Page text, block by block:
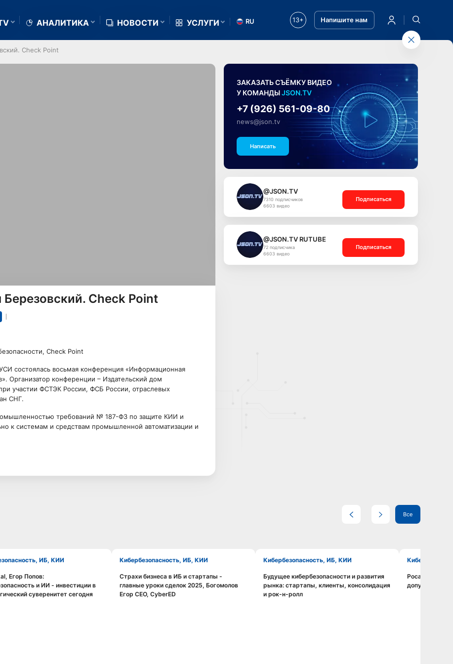
АНАЛИТИКА НОВОСТИ УСЛУГИ RU 13+ Напишите нам
Check Point
Check Point
Check Point
состоялась восьмая конференция «Информационная
Организатор конференции – Издательский дом
участии ФСТЭК России, ФСБ России, отраслевых
СНГ.
требований № 187-ФЗ по защите КИИ и
к системам и средствам промышленной автоматизации и
ЗАКАЗАТЬ СЪЁМКУ ВИДЕО
У КОМАНДЫJSON.TV
+7 (926) 561-09-80
news@json.tv
Написать
@JSON.TV
7310 подписчиков
6603 видео
Подписаться
@JSON.TV RUTUBE
72 подписчика
6603 видео
Подписаться
Все
ИБ, КИИ
Смотреть видео
Егор Попов:
и ИИ - инвестиции в
суверенитет сегодня
Кибербезопасность, ИБ, КИИ
Смотреть видео
Страхи бизнеса в ИБ и стартапы -
главные уроки сделок 2025, Богомолов
Егор CEO, CyberED
Кибербезопасность, ИБ, КИИ
Смотреть видео
Будущее кибербезопасности и развития
рынка: стартапы, клиенты, консолидация
и рок-н-ролл
Росатом: цена
допуск к